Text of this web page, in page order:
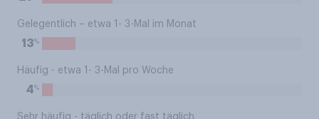
Gelegentlich – etwa 1- 3-Mal im Monat
13%
Häufig - etwa 1- 3-Mal pro Woche
4%
Sehr häufig - täglich oder fast täglich